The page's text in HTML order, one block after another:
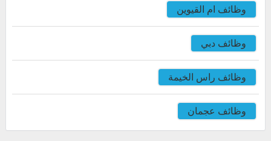
وظائف ام القيوين
وظائف دبي
وظائف راس الخيمة
وظائف عجمان